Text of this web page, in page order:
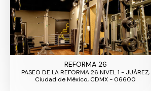
REFORMA 26
PASEO DE LA REFORMA 26 NIVEL 1 - JUÁREZ,
Ciudad de México, CDMX - 06600